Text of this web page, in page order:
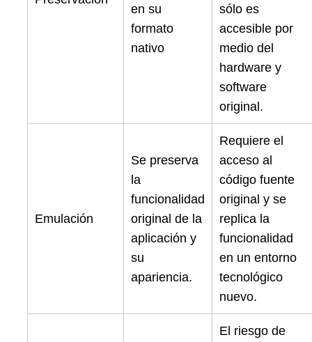
en su
formato
nativo
sólo es
accesible por
medio del
hardware y
software
original.
Emulación
Se preserva
la
funcionalidad
original de la
aplicación y
su
apariencia.
Requiere el
acceso al
código fuente
original y se
replica la
funcionalidad
en un entorno
tecnológico
nuevo.
El riesgo de